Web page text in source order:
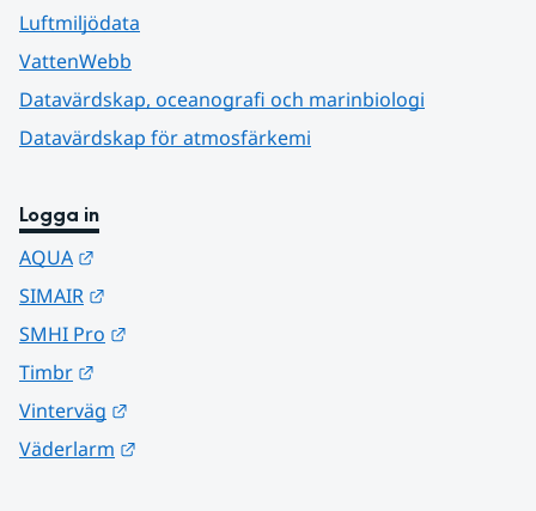
Luftmiljödata
VattenWebb
Datavärdskap, oceanografi och marinbiologi
Datavärdskap för atmosfärkemi
Logga in
AQUA
SIMAIR
SMHI Pro
Timbr
Vinterväg
Väderlarm